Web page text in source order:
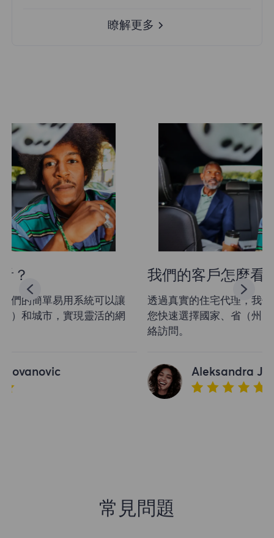
瞭解更多
我們的客戶怎麼看？
透過真實的住宅代理，我們的簡單易用系統可以讓
您快速選擇國家、省（州）和城市，實現靈活的網
Aleksandra Jovanovic
常見問題